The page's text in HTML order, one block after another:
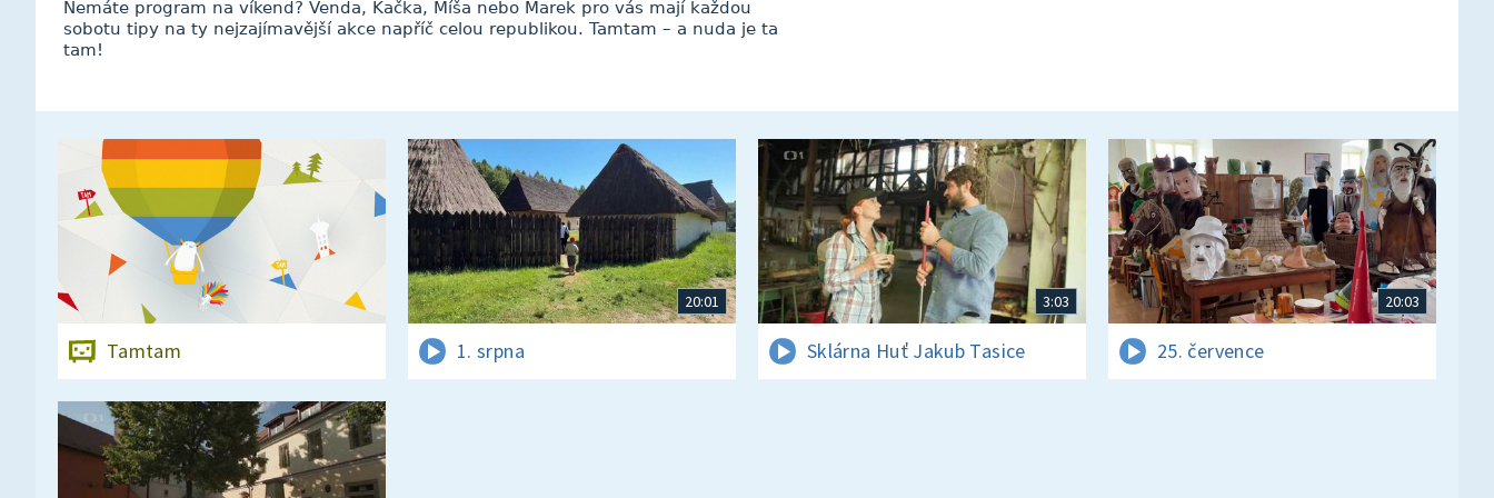
Nemáte program na víkend? Venda, Kačka, Míša nebo Marek pro vás mají každou
sobotu tipy na ty nejzajímavější akce napříč celou republikou. Tamtam – a nuda je ta
tam!
Tamtam
20:01
1. srpna
3:03
Sklárna Huť Jakub Tasice
20:03
25. července